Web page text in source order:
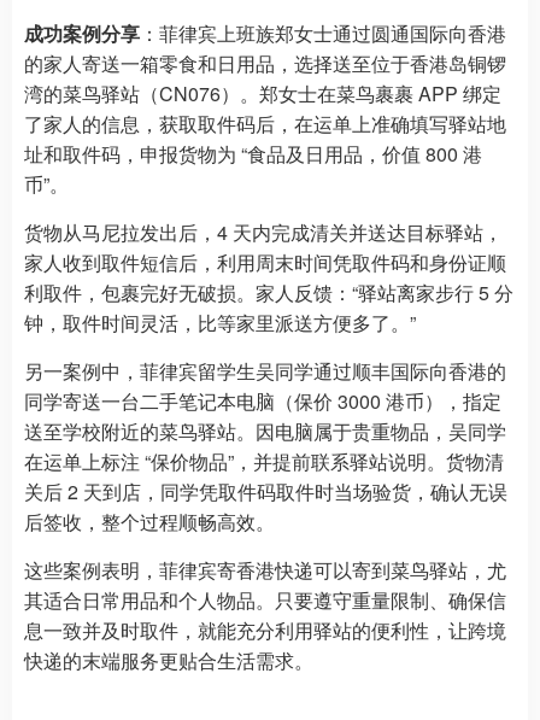
成功案例分享 ：菲律宾上班族郑女士通过圆通国际向香港
的家人寄送一箱零食和日用品，选择送至位于香港岛铜锣
湾的菜鸟驿站（CN076）。郑女士在菜鸟裹裹 APP 绑定
了家人的信息，获取取件码后，在运单上准确填写驿站地
址和取件码，申报货物为 “食品及日用品，价值 800 港
币”。
货物从马尼拉发出后，4 天内完成清关并送达目标驿站，
家人收到取件短信后，利用周末时间凭取件码和身份证顺
利取件，包裹完好无破损。家人反馈：“驿站离家步行 5 分
钟，取件时间灵活，比等家里派送方便多了。”
另一案例中，菲律宾留学生吴同学通过顺丰国际向香港的
同学寄送一台二手笔记本电脑（保价 3000 港币），指定
送至学校附近的菜鸟驿站。因电脑属于贵重物品，吴同学
在运单上标注 “保价物品”，并提前联系驿站说明。货物清
关后 2 天到店，同学凭取件码取件时当场验货，确认无误
后签收，整个过程顺畅高效。
这些案例表明，菲律宾寄香港快递可以寄到菜鸟驿站，尤
其适合日常用品和个人物品。只要遵守重量限制、确保信
息一致并及时取件，就能充分利用驿站的便利性，让跨境
快递的末端服务更贴合生活需求。